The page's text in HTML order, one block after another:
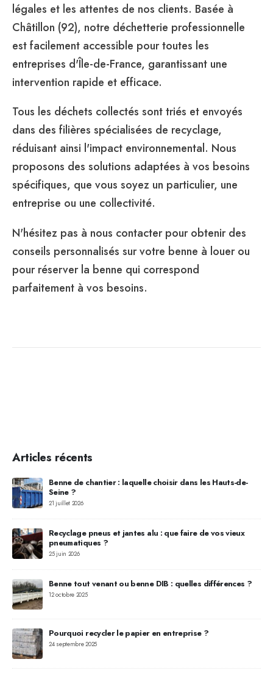
légales et les attentes de nos clients. Basée à
Châtillon (92), notre déchetterie professionnelle
est facilement accessible pour toutes les
entreprises d'Île-de-France, garantissant une
intervention rapide et efficace.
Tous les déchets collectés sont triés et envoyés
dans des filières spécialisées de recyclage,
réduisant ainsi l'impact environnemental. Nous
proposons des solutions adaptées à vos besoins
spécifiques, que vous soyez un particulier, une
entreprise ou une collectivité.
N'hésitez pas à nous contacter pour obtenir des
conseils personnalisés sur votre benne à louer ou
pour réserver la benne qui correspond
parfaitement à vos besoins.
Articles récents
Benne de chantier : laquelle choisir dans les Hauts-de-
Seine ?
21 juillet 2026
Recyclage pneus et jantes alu : que faire de vos vieux
pneumatiques ?
25 juin 2026
Benne tout venant ou benne DIB : quelles différences ?
12 octobre 2025
Pourquoi recycler le papier en entreprise ?
24 septembre 2025